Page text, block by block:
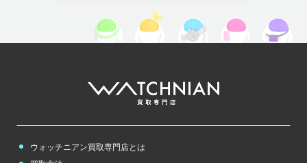
ウォッチニアン買取専門店とは